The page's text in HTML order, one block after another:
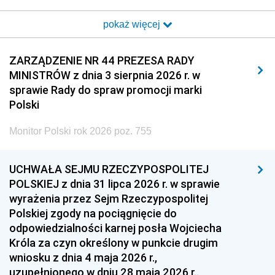
2017 2016 2015
2014 2013 2012
2011 2010 2009
2008 2007 2006
2005
1996 1995 1994
1993 1992 1991
1990 1989
1987 1986 1985
1984 1983
pokaż więcej
ZARZĄDZENIE NR 44 PREZESA RADY
MINISTRÓW z dnia 3 sierpnia 2026 r. w
sprawie Rady do spraw promocji marki
Polski
Monitor Polski rok 2026 poz. 755
UCHWAŁA SEJMU RZECZYPOSPOLITEJ
POLSKIEJ z dnia 31 lipca 2026 r. w sprawie
wyrażenia przez Sejm Rzeczypospolitej
Polskiej zgody na pociągnięcie do
odpowiedzialności karnej posła Wojciecha
Króla za czyn określony w punkcie drugim
wniosku z dnia 4 maja 2026 r.,